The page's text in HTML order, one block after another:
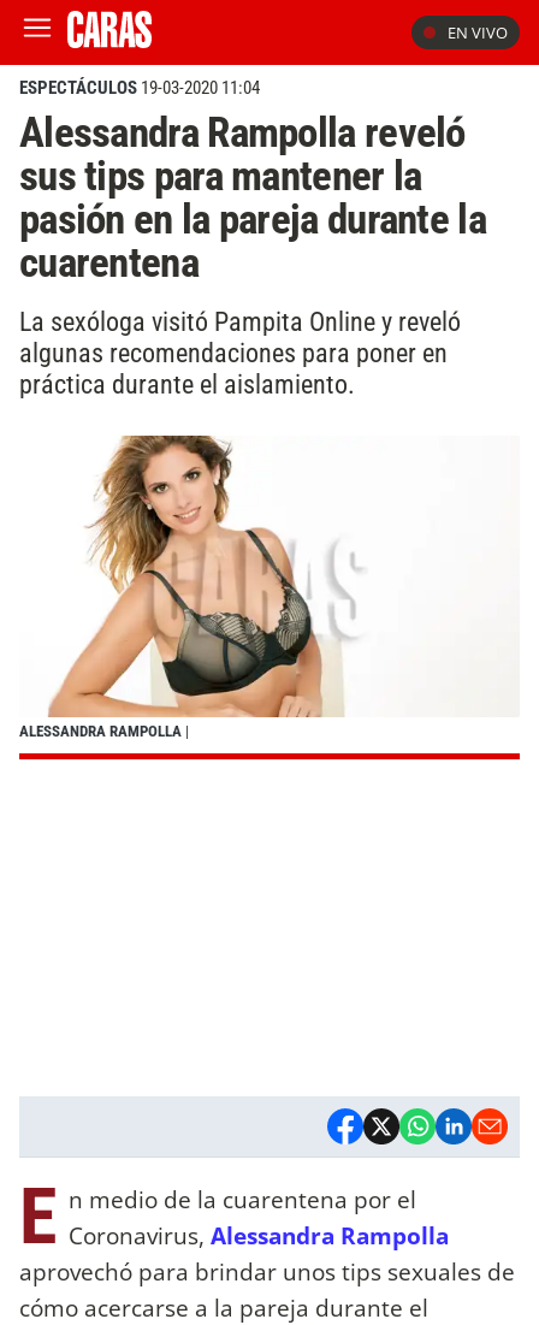
EN VIVO
ESPECTÁCULOS 19-03-2020 11:04
Alessandra Rampolla reveló
sus tips para mantener la
pasión en la pareja durante la
cuarentena
La sexóloga visitó Pampita Online y reveló
algunas recomendaciones para poner en
práctica durante el aislamiento.
ALESSANDRA RAMPOLLA |
E n medio de la cuarentena por el
Coronavirus, Alessandra Rampolla
aprovechó para brindar unos tips sexuales de
cómo acercarse a la pareja durante el